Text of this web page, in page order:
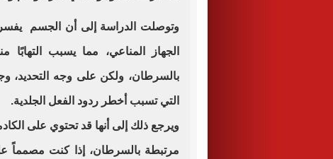
وتوصلت الدراسة إلى أن الجسم
الجهاز المناعي، مما يسبب
بالسرطان، ولكن على وجه التحديد،
التي تسبب أخطر ردود الفعل الجلدية.
ويرجع ذلك إلى أنها قد تحتوي على
مرتبطة بالسرطان، إذا كنت مصمماً